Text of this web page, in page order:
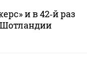
и в 42‑й раз
Шотландии